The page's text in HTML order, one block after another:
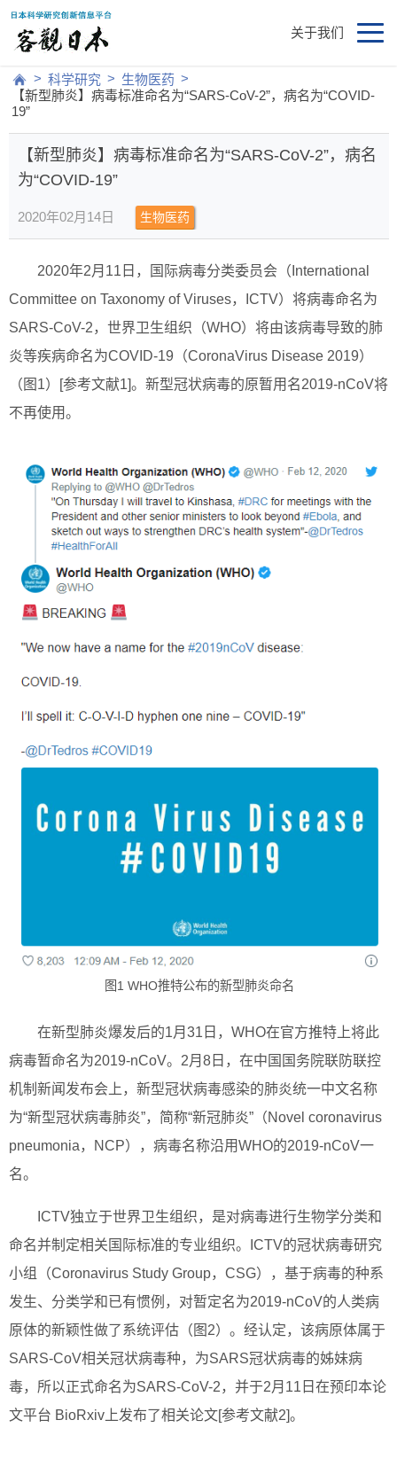
关于我们
> 科学研究 > 生物医药 >
【新型肺炎】病毒标准命名为“SARS-CoV-2”，病名为“COVID-
19”
【新型肺炎】病毒标准命名为“SARS-CoV-2”，病名
为“COVID-19”
2020年02月14日 生物医药
2020年2月11日，国际病毒分类委员会（International
Committee on Taxonomy of Viruses，ICTV）将病毒命名为
SARS-CoV-2，世界卫生组织（WHO）将由该病毒导致的肺
炎等疾病命名为COVID-19（CoronaVirus Disease 2019）
（图1）[参考文献1]。新型冠状病毒的原暂用名2019-nCoV将
不再使用。
图1 WHO推特公布的新型肺炎命名
在新型肺炎爆发后的1月31日，WHO在官方推特上将此
病毒暂命名为2019-nCoV。2月8日，在中国国务院联防联控
机制新闻发布会上，新型冠状病毒感染的肺炎统一中文名称
为“新型冠状病毒肺炎”，简称“新冠肺炎”（Novel coronavirus
pneumonia，NCP），病毒名称沿用WHO的2019-nCoV一
名。
ICTV独立于世界卫生组织，是对病毒进行生物学分类和
命名并制定相关国际标准的专业组织。ICTV的冠状病毒研究
小组（Coronavirus Study Group，CSG），基于病毒的种系
发生、分类学和已有惯例，对暂定名为2019-nCoV的人类病
原体的新颖性做了系统评估（图2）。经认定，该病原体属于
SARS-CoV相关冠状病毒种，为SARS冠状病毒的姊妹病
毒，所以正式命名为SARS-CoV-2，并于2月11日在预印本论
文平台 BioRxiv上发布了相关论文[参考文献2]。